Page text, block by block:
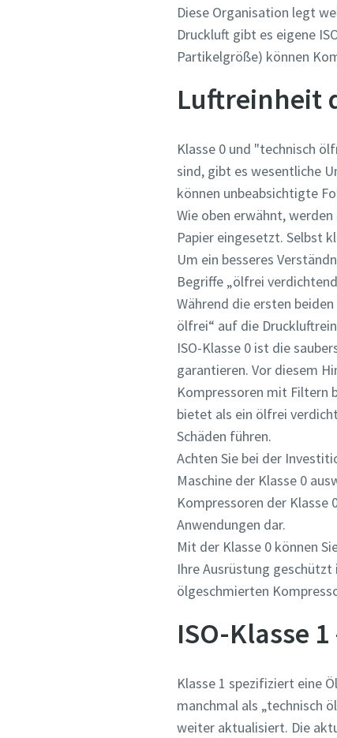
Diese Organisation legt
Druckluft gibt es eigene
Partikelgröße) können
Luftreinheit
Klasse 0 und "technisch
sind, gibt es wesentliche
können unbeabsichtigte
Wie oben erwähnt,
Papier eingesetzt. Selbst
Um ein besseres
Begriffe „ölfrei
Während die ersten
ölfrei“ auf die
ISO-Klasse 0 ist die
garantieren. Vor diesem
Kompressoren mit Filtern
bietet als ein ölfrei
Schäden führen.
Achten Sie bei der
Maschine der Klasse 0
Kompressoren der Klasse
Anwendungen dar.
Mit der Klasse 0 können
Ihre Ausrüstung
ölgeschmierten
ISO-Klasse
Klasse 1 spezifiziert eine
manchmal als „technisch
weiter aktualisiert. Die